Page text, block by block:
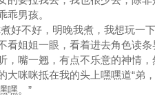
乖男孩。
不好，明晚我煮，我想玩一下
姐姐一眼，看着进去角色读条
嘴一翘，有点不乐意的神情，
大咪咪抵在我的头上嘿嘿道“弟
嘿。”